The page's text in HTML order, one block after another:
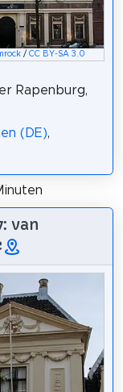
/ CC BY-SA 3.0
Rapenburg,
(DE),
van